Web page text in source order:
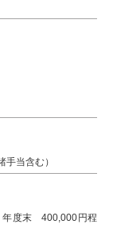
当含む）
度末 400,000円程